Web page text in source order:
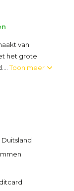
van
het grote
Toon meer